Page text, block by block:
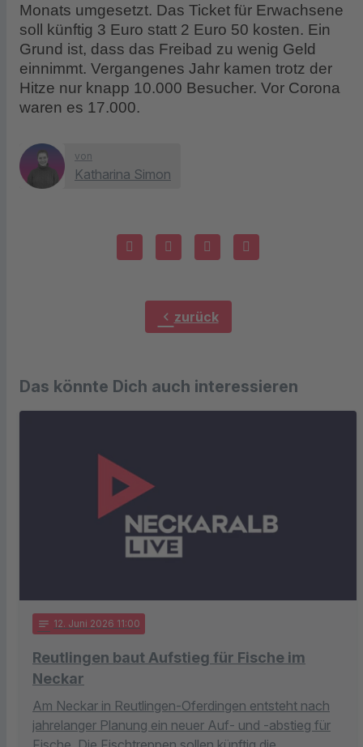
Monats umgesetzt. Das Ticket für Erwachsene
soll künftig 3 Euro statt 2 Euro 50 kosten. Ein
Grund ist, dass das Freibad zu wenig Geld
einnimmt. Vergangenes Jahr kamen trotz der
Hitze nur knapp 10.000 Besucher. Vor Corona
waren es 17.000.
von
Katharina Simon
chevron_left zurück
Das könnte Dich auch interessieren
notes 12. Juni 2026 11:00
Reutlingen baut Aufstieg für Fische im
Neckar
Am Neckar in Reutlingen-Oferdingen entsteht nach
jahrelanger Planung ein neuer Auf- und -abstieg für